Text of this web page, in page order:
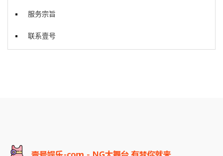
服务宗旨
联系壹号